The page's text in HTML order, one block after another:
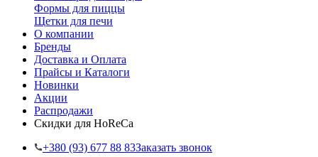
Формы для пиццы
Щетки для печи
О компании
Бренды
Доставка и Оплата
Прайсы и Каталоги
Новинки
Акции
Распродажи
Скидки для HoReCa
+38‎0 (93) 677 88 83Заказать звонок